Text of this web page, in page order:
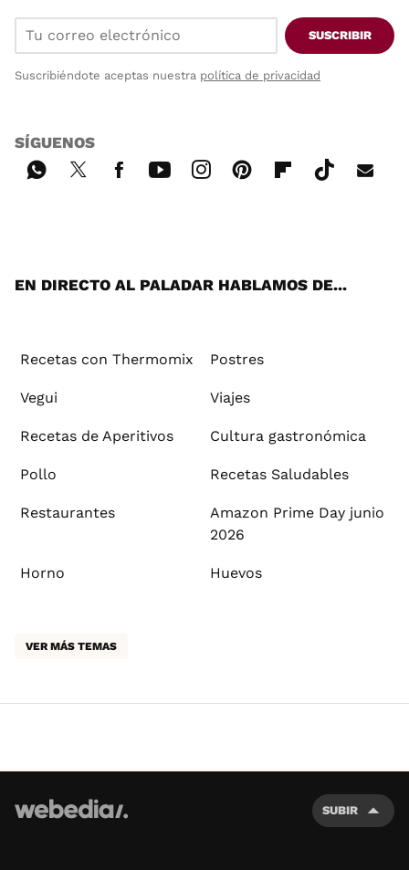
SUSCRIBIR
Suscribiéndote aceptas nuestra política de privacidad
SÍGUENOS
EN DIRECTO AL PALADAR HABLAMOS DE...
Recetas con Thermomix Postres
Vegui Viajes
Recetas de Aperitivos Cultura gastronómica
Pollo Recetas Saludables
Restaurantes
Amazon Prime Day junio
2026
Horno Huevos
VER MÁS TEMAS
SUBIR